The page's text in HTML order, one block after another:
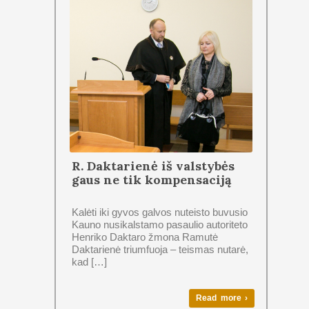
R. Daktarienė iš valstybės
gaus ne tik kompensaciją
Kalėti iki gyvos galvos nuteisto buvusio
Kauno nusikalstamo pasaulio autoriteto
Henriko Daktaro žmona Ramutė
Daktarienė triumfuoja – teismas nutarė,
kad […]
Read more ›